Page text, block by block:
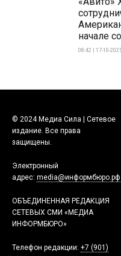
начале
08:42 | 17-10-
© 2024 Медиа Сила | Сетевое
издание. Все права
защищены.
Электронный
адрес: media@информбюро.рф
ОБЪЕДИНЕННАЯ РЕДАКЦИЯ
СЕТЕВЫХ СМИ «МЕДИА
ИНФОРМБЮРО»
Телефон редакции: +7 (901)